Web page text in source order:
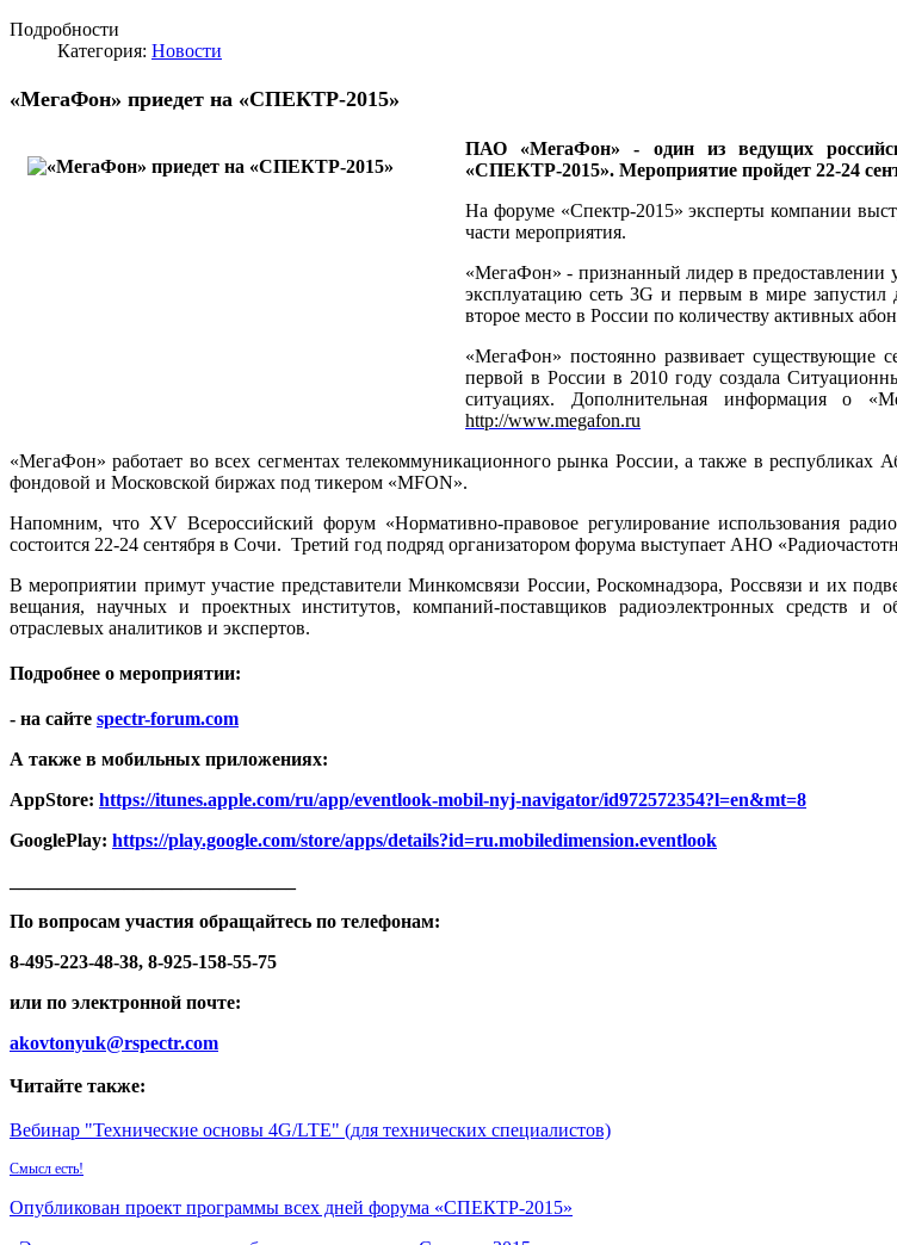
Подробности
Категория: Новости
«МегаФон» приедет на «СПЕКТР-2015»
ПАО «МегаФон» ‑ один из ведущих
«СПЕКТР-2015». Мероприятие пройдет 22-24
На форуме «Спектр-2015» эксперты компании
части мероприятия.
«МегаФон» - признанный лидер в предоставлении
эксплуатацию сеть 3G и первым в мире запустил
второе место в России по количеству активных
«МегаФон» постоянно развивает существующие
первой в России в 2010 году создала
ситуациях. Дополнительная информация о
http://www.megafon.ru
«МегаФон» работает во всех сегментах телекоммуникационного рынка России, а также в
фондовой и Московской биржах под тикером «MFON».
Напомним, что XV Всероссийский форум «Нормативно-правовое регулирование использования
состоится 22-24 сентября в Сочи. Третий год подряд организатором форума выступает АНО
В мероприятии примут участие представители Минкомсвязи России, Роскомнадзора, Россвязи и их
вещания, научных и проектных институтов, компаний-поставщиков радиоэлектронных средств и
отраслевых аналитиков и экспертов.
Подробнее о мероприятии:
- на сайте spectr-forum.com
А также в мобильных приложениях:
AppStore: https://itunes.apple.com/ru/app/eventlook-mobil-nyj-navigator/id972572354?l=en&mt=8
GooglePlay: https://play.google.com/store/apps/details?id=ru.mobiledimension.eventlook
По вопросам участия обращайтесь по телефонам:
8-495-223-48-38, 8-925-158-55-75
или по электронной почте:
akovtonyuk@rspectr.com
Читайте также:
Вебинар "Технические основы 4G/LTE" (для технических специалистов)
Смысл есть!
Опубликован проект программы всех дней форума «СПЕКТР-2015»